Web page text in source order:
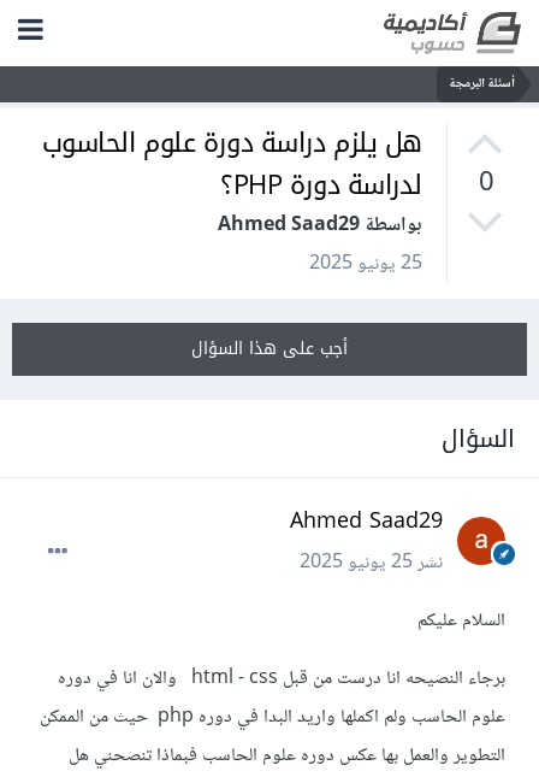
أسئلة البرمجة
0
هل يلزم دراسة دورة علوم الحاسوب
لدراسة دورة PHP؟
بواسطة Ahmed Saad29
25 يونيو 2025
أجب على هذا السؤال
السؤال
Ahmed Saad29
نشر25 يونيو 2025
السلام عليكم
برجاء النصيحه انا درست من قبل html - css والان انا في دوره
علوم الحاسب ولم اكملها واريد البدا في دوره php حيث من الممكن
التطوير والعمل بها عكس دوره علوم الحاسب فبماذا تنصحني هل